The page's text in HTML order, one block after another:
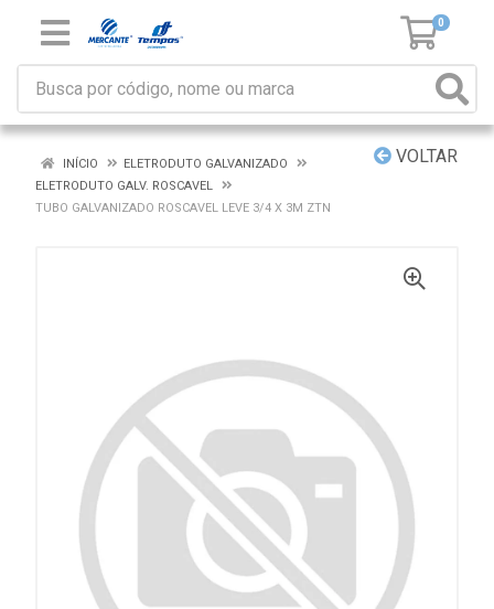
0
VOLTAR
INÍCIO
ELETRODUTO GALVANIZADO
ELETRODUTO GALV. ROSCAVEL
TUBO GALVANIZADO ROSCAVEL LEVE 3/4 X 3M ZTN